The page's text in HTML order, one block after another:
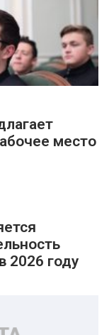
место
2026 году